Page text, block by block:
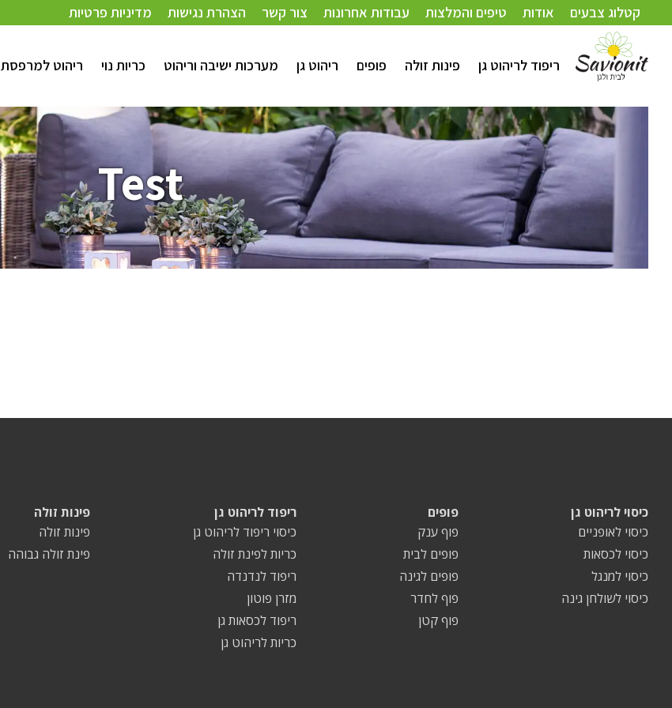
קטלוג צבעים אודות טיפים והמלצות עבודות אחרונות צור קשר הצהרת נגישות מדיניות פרטיות
ריפוד לריהוט גן פינות זולה פופים ריהוט גן מערכות ישיבה וריהוט כריות נוי ריהוט למרפסת
Test
פינות זולה
פינות זולה
פינת זולה גבוהה
ריפוד לריהוט גן
כיסוי ריפוד לריהוט גן
כריות לפינת זולה
ריפוד לנדנדה
מזרן פוטון
ריפוד לכסאות גן
כריות לריהוט גן
פופים
פוף ענק
פופים לבית
פופים לגינה
פוף לחדר
פוף קטן
כיסוי לריהוט גן
כיסוי לאופניים
כיסוי לכסאות
כיסוי למנגל
כיסוי לשולחן גינה